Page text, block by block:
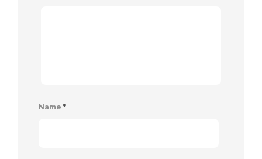
Name *